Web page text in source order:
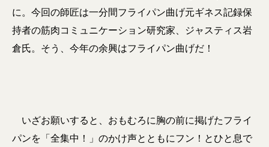
に。今回の師匠は一分間フライパン曲げ元ギネス記録保
持者の筋肉コミュニケーション研究家、ジャスティス岩
倉氏。そう、今年の余興はフライパン曲げだ！
いざお願いすると、おもむろに胸の前に掲げたフライ
パンを「全集中！」のかけ声とともにフン！とひと息で